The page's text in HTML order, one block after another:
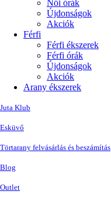
Női órák
Újdonságok
Akciók
Férfi
Férfi ékszerek
Férfi órák
Újdonságok
Akciók
Arany ékszerek
Juta Klub
Esküvő
Törtarany felvásárlás és beszámítás
Blog
Outlet